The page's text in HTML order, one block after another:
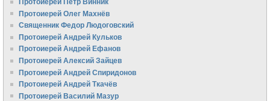
Протоиерей Пётр Винник
Протоиерей Олег Махнёв
Священник Федор Людоговский
Протоиерей Андрей Кульков
Протоиерей Андрей Ефанов
Протоиерей Алексий Зайцев
Протоиерей Андрей Спиридонов
Протоиерей Андрей Ткачёв
Протоиерей Василий Мазур